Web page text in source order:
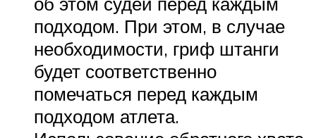
подходом. При этом, в случае
необходимости, гриф штанги
будет соответственно
помечаться перед каждым
подходом атлета.